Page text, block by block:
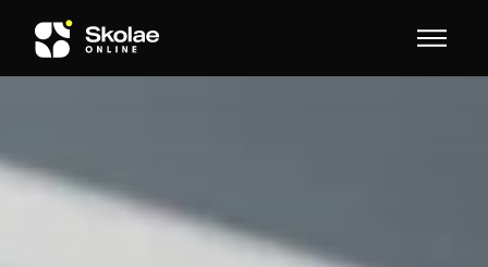
Skip to content